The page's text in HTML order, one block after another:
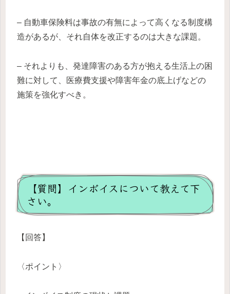
– 自動車保険料は事故の有無によって高くなる制度構
造があるが、それ自体を改正するのは大きな課題。
– それよりも、発達障害のある方が抱える生活上の困
難に対して、医療費支援や障害年金の底上げなどの
施策を強化すべき。
【質問】インボイスについて教えて下
さい。
【回答】
〈ポイント〉